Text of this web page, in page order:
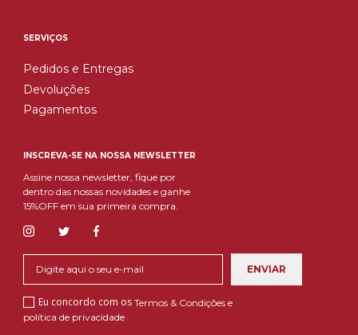
SERVIÇOS
Pedidos e Entregas
Devoluções
Pagamentos
INSCREVA-SE NA NOSSA NEWSLETTER
Assine nossa newsletter, fique por
dentro das nossas novidades e ganhe
15%OFF em sua primeira compra.
Eu concordo com os Termos & Condições e
política de privacidade